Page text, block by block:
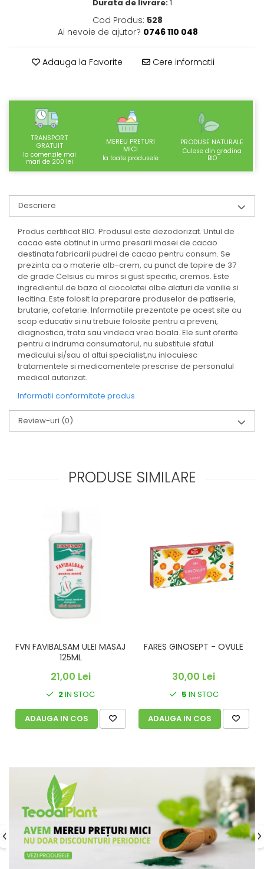
SUPLIMENTE ANTIOXIDANȚI-
SUPLIMENTE URO-GENITAL
ANTIPARAZITARE
SUPLIMENTE IMUNITATE
COSMETICE FAȚĂ
CREME CORP-MASAJ-MAINI -
CALCAIE
ULEIURI
CEAIURI
GEMODERIVATE
CREME AFECTIUNI PIELE
SUPOZITOARE
TINCTURI
SUPERALIMENTE
Durata de livrare:1
Cod Produs: 528
Ai nevoie de ajutor? 0746 110 048
Adauga la Favorite Cere informatii
TRANSPORT
GRATUIT
la comenzile mai
mari de 200 lei
MEREU PRETURI
MICI
la toate produsele
PRODUSE NATURALE
Culese din grădina
BIO
Descriere
Produs certificat BIO. Produsul este dezodorizat. Untul de
cacao este obtinut in urma presarii masei de cacao
destinata fabricarii pudrei de cacao pentru consum. Se
prezinta ca o materie alb-crem, cu punct de topire de 37
de grade Celsius cu miros si gust specific, cremos. Este
ingredientul de baza al ciocolatei albe alaturi de vanilie si
lecitina. Este folosit la preparare produselor de patiserie,
brutarie, cofetarie. Informatiile prezentate pe acest site au
scop educativ si nu trebuie folosite pentru a preveni,
diagnostica, trata sau vindeca vreo boala. Ele sunt oferite
pentru a indruma consumatorul, nu substituie sfatul
medicului si/sau al altui specialist,nu inlocuiesc
tratamentele si medicamentele prescrise de personalul
medical autorizat.
Informatii conformitate produs
Review-uri (0)
PRODUSE SIMILARE
FVN FAVIBALSAM ULEI MASAJ
125ML
21,00 Lei
2IN STOC
ADAUGA IN COS
FARES GINOSEPT - OVULE
30,00 Lei
5 IN STOC
ADAUGA IN COS